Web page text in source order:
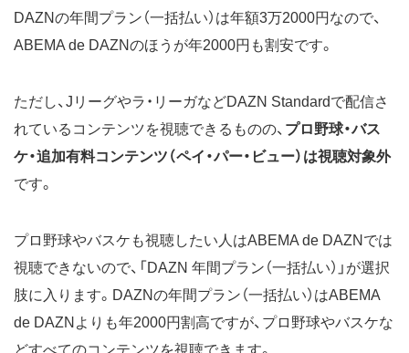
DAZNの年間プラン（一括払い）は年額3万2000円なので、
ABEMA de DAZNのほうが年2000円も割安です。
ただし、Jリーグやラ・リーガなどDAZN Standardで配信さ
れているコンテンツを視聴できるものの、 プロ野球・バス
ケ・追加有料コンテンツ（ペイ・パー・ビュー）は視聴対象外
です。
プロ野球やバスケも視聴したい人はABEMA de DAZNでは
視聴できないので、「DAZN 年間プラン（一括払い）」が選択
肢に入ります。DAZNの年間プラン（一括払い）はABEMA
de DAZNよりも年2000円割高ですが、プロ野球やバスケな
どすべてのコンテンツを視聴できます。